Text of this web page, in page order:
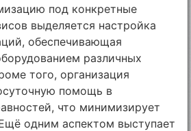
под конкретные
выделяется настройка
обеспечивающая
различных
того, организация
помощь в
что минимизирует
одним аспектом выступает